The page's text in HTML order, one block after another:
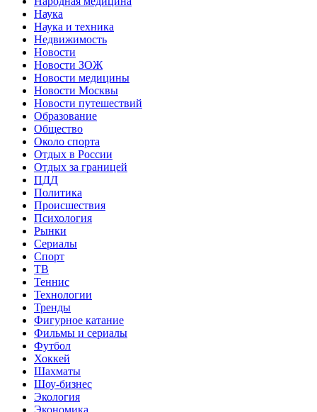
Наука
Наука и техника
Недвижимость
Новости
Новости ЗОЖ
Новости медицины
Новости Москвы
Новости путешествий
Образование
Общество
Около спорта
Отдых в России
Отдых за границей
ПДД
Политика
Происшествия
Психология
Рынки
Сериалы
Спорт
ТВ
Теннис
Технологии
Тренды
Фигурное катание
Фильмы и сериалы
Футбол
Хоккей
Шахматы
Шоу-бизнес
Экология
Экономика